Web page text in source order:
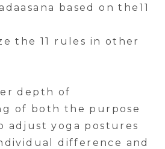
based on the11
the 11 rules in other
depth of
of both the purpose
adjust yoga postures
difference and